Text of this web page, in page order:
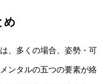
め
、多くの場合、姿勢・可
ンタルの五つの要素が絡